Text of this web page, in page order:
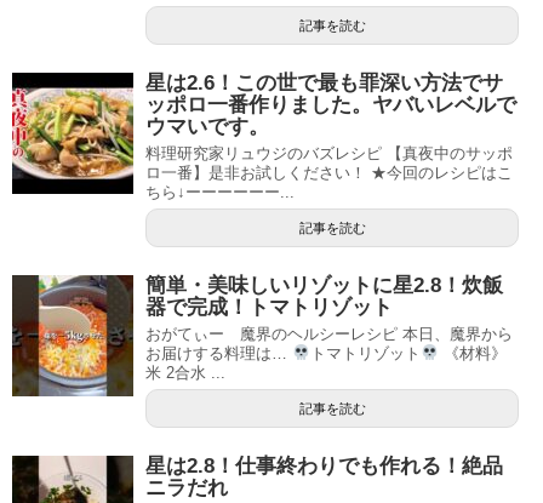
記事を読む
星は2.6！この世で最も罪深い方法でサ
ッポロ一番作りました。ヤバいレベルで
ウマいです。
料理研究家リュウジのバズレシピ 【真夜中のサッポ
ロ一番】是非お試しください！ ★今回のレシピはこ
ちら↓ーーーーーー...
記事を読む
簡単・美味しいリゾットに星2.8！炊飯
器で完成！トマトリゾット
おがてぃー 魔界のヘルシーレシピ 本日、魔界から
お届けする料理は…
トマトリゾット
《材料》
米 2合水 ...
記事を読む
星は2.8！仕事終わりでも作れる！絶品
ニラだれ